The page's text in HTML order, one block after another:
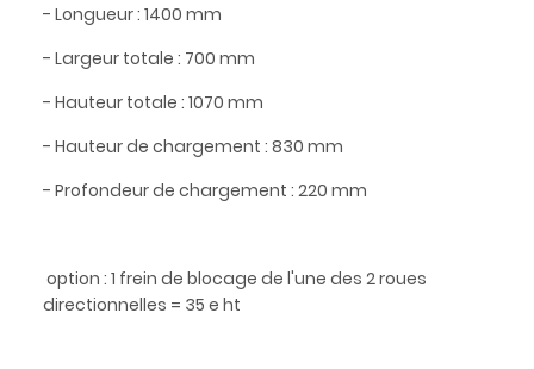
- Longueur : 1400 mm
- Largeur totale : 700 mm
- Hauteur totale : 1070 mm
- Hauteur de chargement : 830 mm
- Profondeur de chargement : 220 mm
option : 1 frein de blocage de l'une des 2 roues
directionnelles = 35 e ht